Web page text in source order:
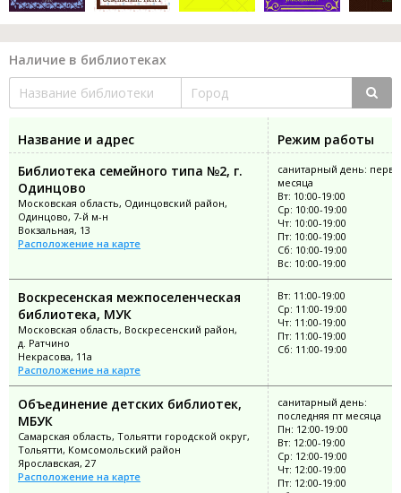
Наличие в библиотеках
Название и адрес
Режим работы
Библиотека семейного типа №2, г.
Одинцово
Московская область, Одинцовский район,
Одинцово, 7-й м-н
Вокзальная, 13
Расположение на карте
санитарный день:
месяца
Вт: 10:00-19:00
Ср: 10:00-19:00
Чт: 10:00-19:00
Пт: 10:00-19:00
Сб: 10:00-19:00
Вс: 10:00-19:00
Воскресенская межпоселенческая
библиотека, МУК
Московская область, Воскресенский район,
д. Ратчино
Некрасова, 11а
Расположение на карте
Вт: 11:00-19:00
Ср: 11:00-19:00
Чт: 11:00-19:00
Пт: 11:00-19:00
Сб: 11:00-19:00
Объединение детских библиотек,
МБУК
Самарская область, Тольятти городской округ,
Тольятти, Комсомольский район
Ярославская, 27
Расположение на карте
санитарный день:
последняя пт месяца
Пн: 12:00-19:00
Вт: 12:00-19:00
Ср: 12:00-19:00
Чт: 12:00-19:00
Пт: 12:00-19:00